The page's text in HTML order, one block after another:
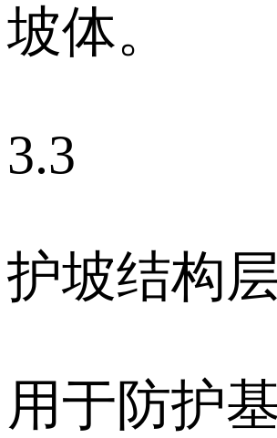
坡体。
3.3
护坡结构
用于防护基